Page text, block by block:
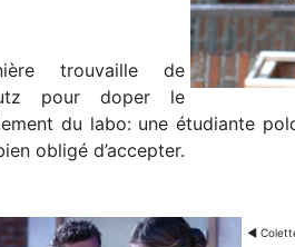
trouvaille de
pour doper le
du labo: une étudiante
obligé d’accepter.
◀